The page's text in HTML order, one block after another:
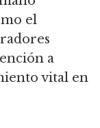
el
a
vital en